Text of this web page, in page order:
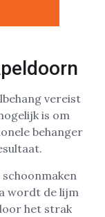
vereist
is om
behanger
wordt de lijm
het strak